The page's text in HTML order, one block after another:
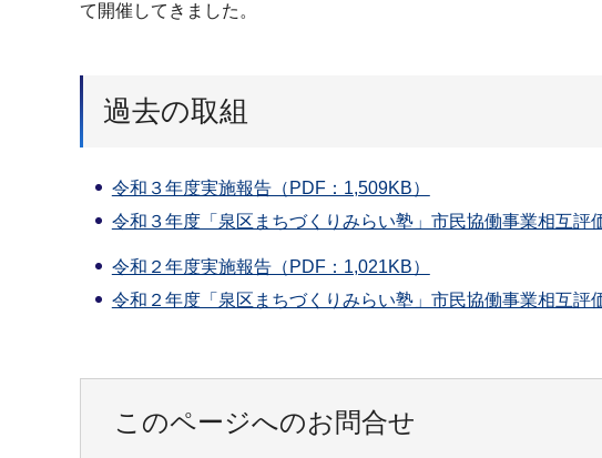
て開催してきました。
過去の取組
令和３年度実施報告（PDF：1,509KB）
令和３年度「泉区まちづくりみらい塾」市民協働事業相互評
令和２年度実施報告（PDF：1,021KB）
令和２年度「泉区まちづくりみらい塾」市民協働事業相互評
このページへのお問合せ